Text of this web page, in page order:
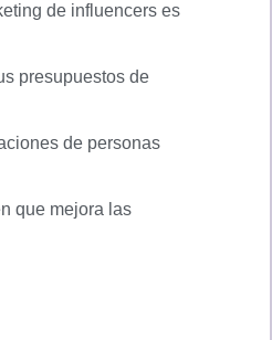
de influencers es
presupuestos de
de personas
que mejora las